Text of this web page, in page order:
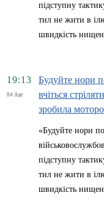
підступну
тил не жити в
швидкість
19:13
04 Авг
Будуйте нори
вчіться
зробила
«Будуйте нори
підступну
тил не жити в
швидкість